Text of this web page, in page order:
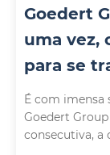
Goedert
uma vez,
para se
É com imensa
Goedert
consecutiva, a